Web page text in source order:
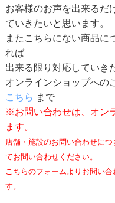
お客様のお声を出来るだ
ていきたいと思います。
またこちらにない商品に
れば
出来る限り対応していき
オンラインショップへの
こちら まで
※お問い合わせは、オン
ます。
店舗・施設のお問い合わせに
てお問い合わせください。
こちらのフォームよりお問い
す。